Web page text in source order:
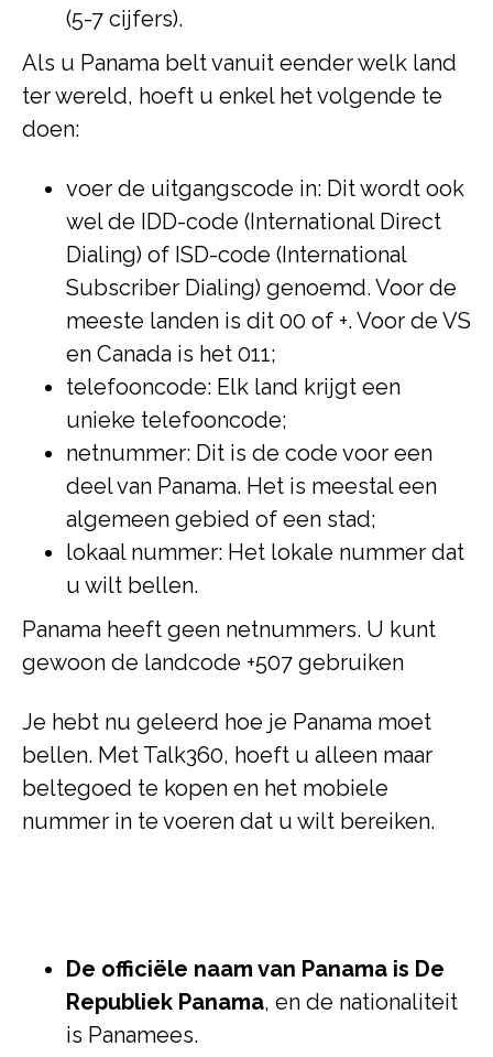
(5-7 cijfers).
Als u Panama belt vanuit eender welk land
ter wereld, hoeft u enkel het volgende te
doen:
voer de uitgangscode in: Dit wordt ook
wel de IDD-code (International Direct
Dialing) of ISD-code (International
Subscriber Dialing) genoemd. Voor de
meeste landen is dit 00 of +. Voor de VS
en Canada is het 011;
telefooncode: Elk land krijgt een
unieke telefooncode;
netnummer: Dit is de code voor een
deel van Panama. Het is meestal een
algemeen gebied of een stad;
lokaal nummer: Het lokale nummer dat
u wilt bellen.
Panama heeft geen netnummers. U kunt
gewoon de landcode +507 gebruiken
Je hebt nu geleerd hoe je Panama moet
bellen. Met Talk360, hoeft u alleen maar
beltegoed te kopen en het mobiele
nummer in te voeren dat u wilt bereiken.
De officiële naam van Panama is De
Republiek Panama, en de nationaliteit
is Panamees.